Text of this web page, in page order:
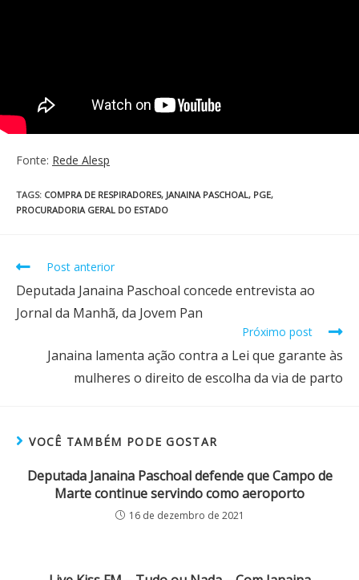
Fonte: Rede Alesp
TAGS: COMPRA DE RESPIRADORES, JANAINA PASCHOAL, PGE,
PROCURADORIA GERAL DO ESTADO
Post anterior
Deputada Janaina Paschoal concede entrevista ao
Jornal da Manhã, da Jovem Pan
Próximo post
Janaina lamenta ação contra a Lei que garante às
mulheres o direito de escolha da via de parto
VOCÊ TAMBÉM PODE GOSTAR
Deputada Janaina Paschoal defende que Campo de
Marte continue servindo como aeroporto
16 de dezembro de 2021